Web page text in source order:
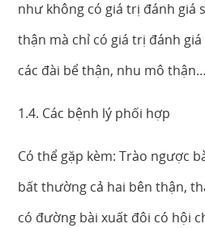
như không có giá trị đánh giá
thận mà chỉ có giá trị đánh
các đài bể thận, nhu mô thận…
1.4. Các bệnh lý phối hợp
Có thể gặp kèm: Trào ngược
bất thường cả hai bên thận,
có đường bài xuất đôi có hội